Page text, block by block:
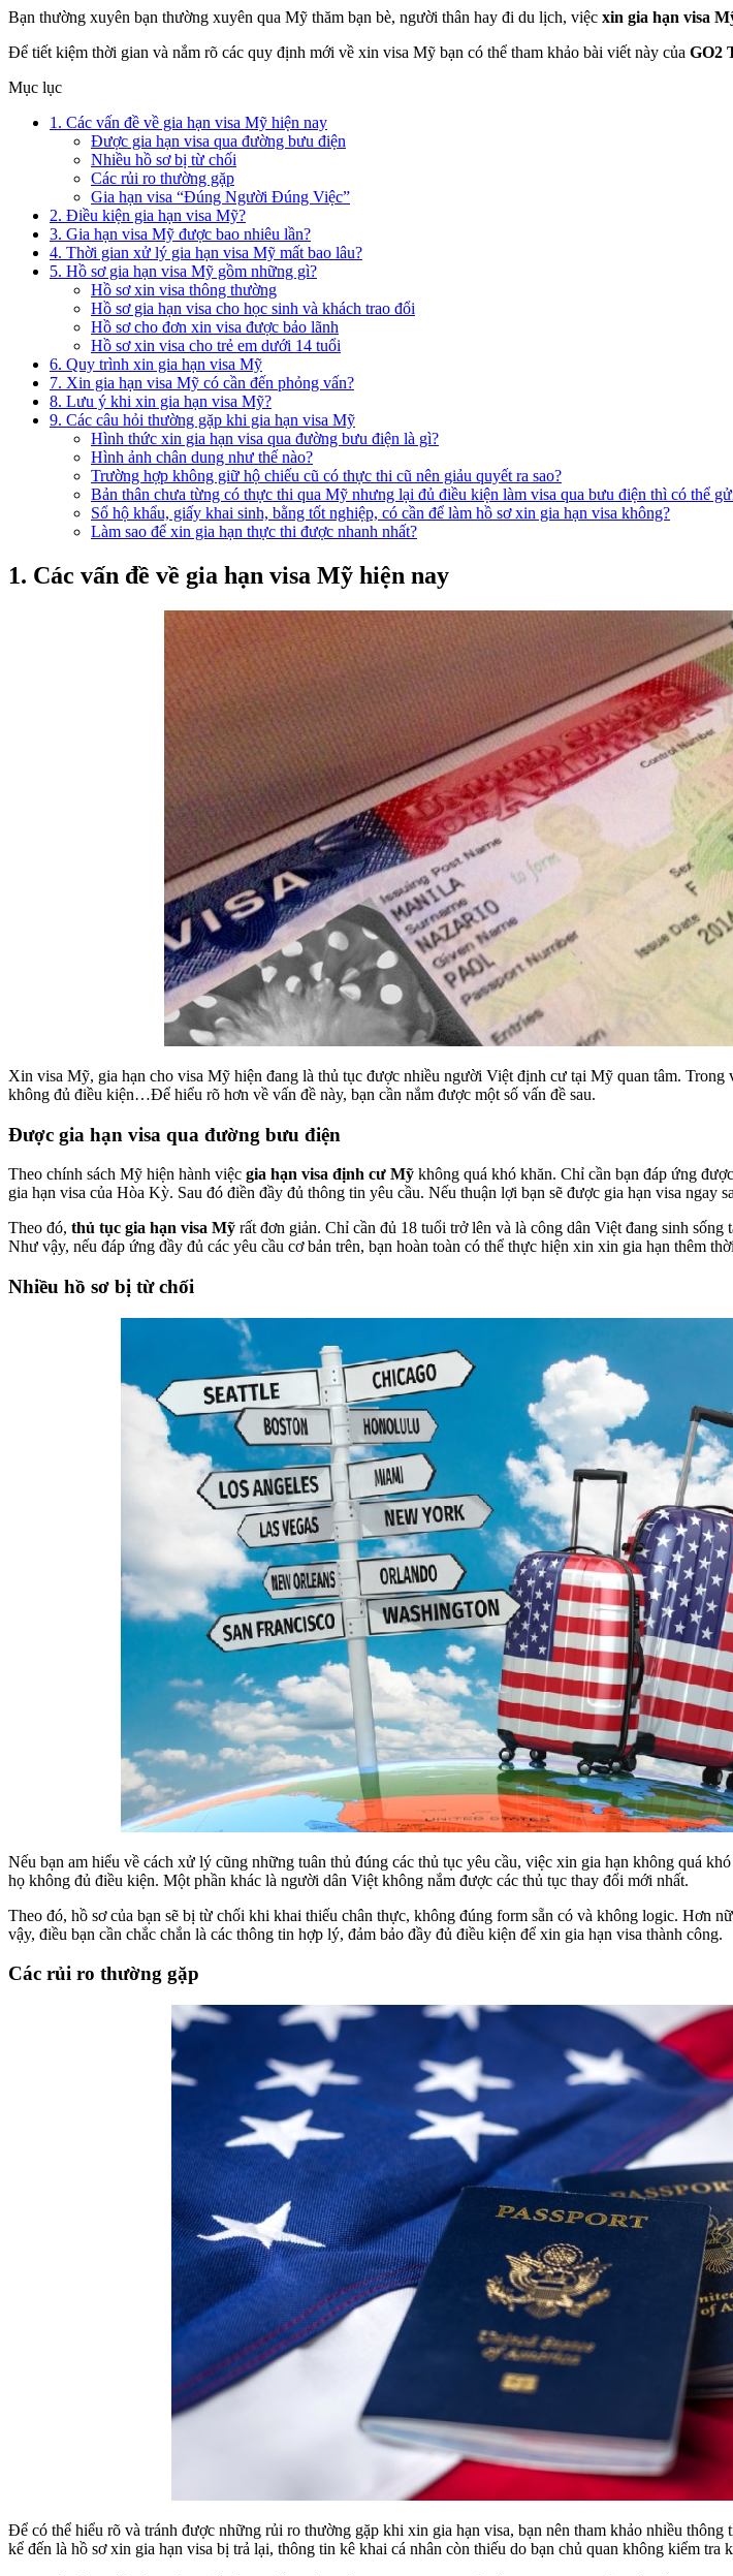
Bạn thường xuyên bạn thường xuyên qua Mỹ thăm bạn bè, người thân hay đi du lịch, việc xin gia hạn visa
Để tiết kiệm thời gian và nắm rõ các quy định mới về xin visa Mỹ bạn có thể tham khảo bài viết này của GO2
Mục lục
1. Các vấn đề về gia hạn visa Mỹ hiện nay
Được gia hạn visa qua đường bưu điện
Nhiều hồ sơ bị từ chối
Các rủi ro thường gặp
Gia hạn visa “Đúng Người Đúng Việc”
2. Điều kiện gia hạn visa Mỹ?
3. Gia hạn visa Mỹ được bao nhiêu lần?
4. Thời gian xử lý gia hạn visa Mỹ mất bao lâu?
5. Hồ sơ gia hạn visa Mỹ gồm những gì?
Hồ sơ xin visa thông thường
Hồ sơ gia hạn visa cho học sinh và khách trao đổi
Hồ sơ cho đơn xin visa được bảo lãnh
Hồ sơ xin visa cho trẻ em dưới 14 tuổi
6. Quy trình xin gia hạn visa Mỹ
7. Xin gia hạn visa Mỹ có cần đến phỏng vấn?
8. Lưu ý khi xin gia hạn visa Mỹ?
9. Các câu hỏi thường gặp khi gia hạn visa Mỹ
Hình thức xin gia hạn visa qua đường bưu điện là gì?
Hình ảnh chân dung như thế nào?
Trường hợp không giữ hộ chiếu cũ có thực thi cũ nên giảu quyết ra sao?
Bản thân chưa từng có thực thi qua Mỹ nhưng lại đủ điều kiện làm visa qua bưu điện thì có thể
Sổ hộ khẩu, giấy khai sinh, bằng tốt nghiệp, có cần để làm hồ sơ xin gia hạn visa không?
Làm sao để xin gia hạn thực thi được nhanh nhất?
1. Các vấn đề về gia hạn visa Mỹ hiện nay
Xin visa Mỹ, gia hạn cho visa Mỹ hiện đang là thủ tục được nhiều người Việt định cư tại Mỹ quan tâm.
không đủ điều kiện…Để hiểu rõ hơn về vấn đề này, bạn cần nắm được một số vấn đề sau.
Được gia hạn visa qua đường bưu điện
Theo chính sách Mỹ hiện hành việc gia hạn visa định cư Mỹ không quá khó khăn. Chỉ cần bạn đáp ứng
gia hạn visa của Hòa Kỳ. Sau đó điền đầy đủ thông tin yêu cầu. Nếu thuận lợi bạn sẽ được gia hạn visa ngay
Theo đó, thủ tục gia hạn visa Mỹ rất đơn giản. Chỉ cần đủ 18 tuổi trở lên và là công dân Việt đang sinh
Như vậy, nếu đáp ứng đầy đủ các yêu cầu cơ bản trên, bạn hoàn toàn có thể thực hiện xin xin gia hạn thêm
Nhiều hồ sơ bị từ chối
Nếu bạn am hiểu về cách xử lý cũng những tuân thủ đúng các thủ tục yêu cầu, việc xin gia hạn không quá
họ không đủ điều kiện. Một phần khác là người dân Việt không nắm được các thủ tục thay đổi mới nhất.
Theo đó, hồ sơ của bạn sẽ bị từ chối khi khai thiếu chân thực, không đúng form sẵn có và không logic. Hơn
vậy, điều bạn cần chắc chắn là các thông tin hợp lý, đảm bảo đầy đủ điều kiện để xin gia hạn visa thành công.
Các rủi ro thường gặp
Để có thể hiểu rõ và tránh được những rủi ro thường gặp khi xin gia hạn visa, bạn nên tham khảo nhiều
kể đến là hồ sơ xin gia hạn visa bị trả lại, thông tin kê khai cá nhân còn thiếu do bạn chủ quan không kiểm tra